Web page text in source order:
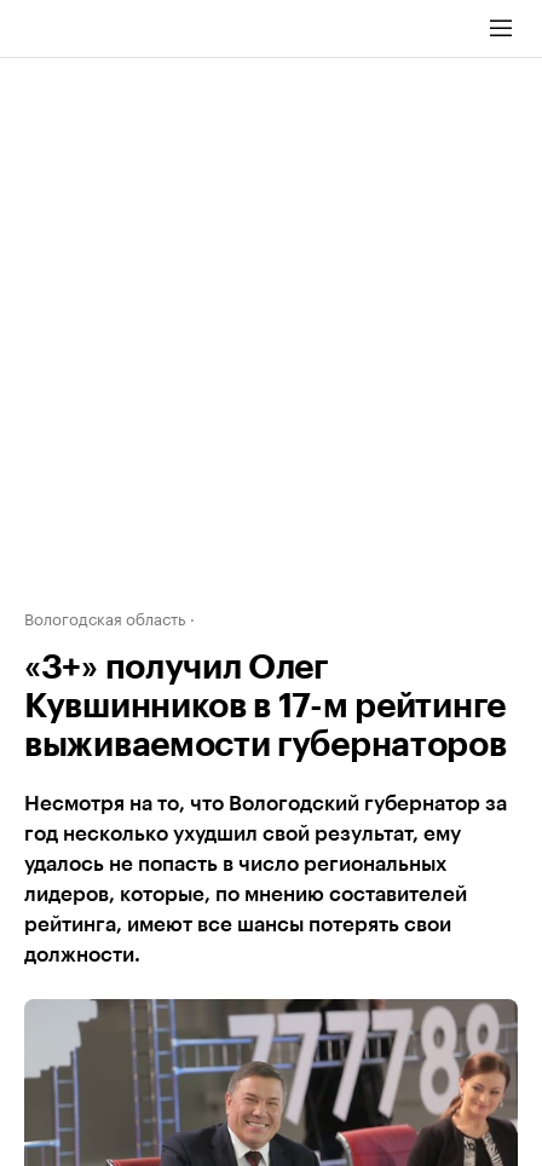
Вологодская область
«3+» получил Олег
Кувшинников в 17-м рейтинге
выживаемости губернаторов
Несмотря на то, что Вологодский губернатор за
год несколько ухудшил свой результат, ему
удалось не попасть в число региональных
лидеров, которые, по мнению составителей
рейтинга, имеют все шансы потерять свои
должности.